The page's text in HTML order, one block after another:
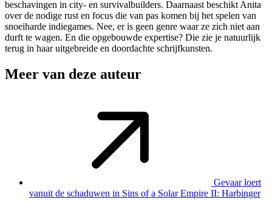
beschavingen in city- en survivalbuilders. Daarnaast beschikt Anita
over de nodige rust en focus die van pas komen bij het spelen van
snoeiharde indiegames. Nee, er is geen genre waar ze zich niet aan
durft te wagen. En die opgebouwde expertise? Die zie je natuurlijk
terug in haar uitgebreide en doordachte schrijfkunsten.
Meer van deze auteur
Gevaar loert
vanuit de schaduwen in Sins of a Solar Empire II: Harbinger